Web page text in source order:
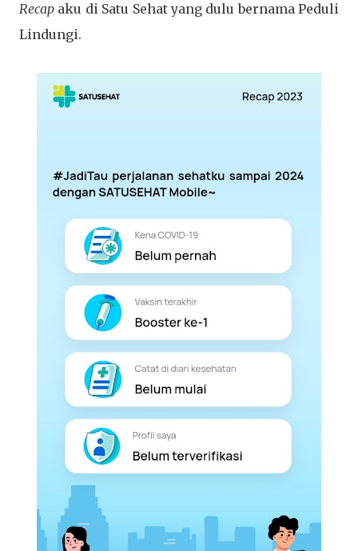
Recap aku di Satu Sehat yang dulu bernama Peduli
Lindungi.